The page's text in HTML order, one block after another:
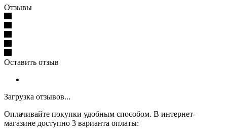
Отзывы
Оставить отзыв
Загрузка отзывов...
Оплачивайте покупки удобным способом. В интернет-
магазине доступно 3 варианта оплаты: